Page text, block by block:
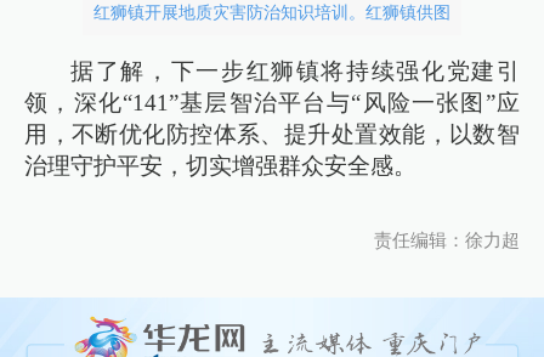
红狮镇开展地质灾害防治知识培训。红狮镇供图
据了解，下一步红狮镇将持续强化党建引
领，深化“141”基层智治平台与“风险一张图”应
用，不断优化防控体系、提升处置效能，以数智
治理守护平安，切实增强群众安全感。
责任编辑：徐力超